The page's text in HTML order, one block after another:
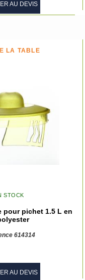
AU DEVIS
LA TABLE
STOCK
pour pichet 1.5 L en
614314
AU DEVIS